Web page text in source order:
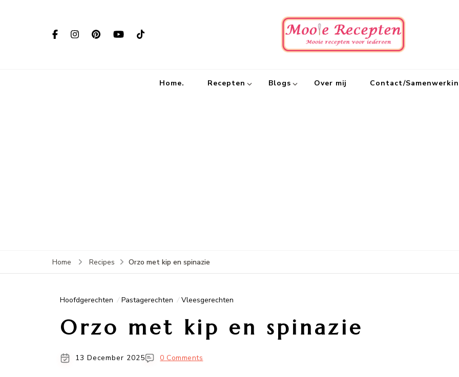
Home. Recepten Blogs Over mij Contact/
Home Recipes Orzo met kip en spinazie
Hoofdgerechten Pastagerechten Vleesgerechten
Orzo met kip en spinazie
13 December 2025 0 Comments